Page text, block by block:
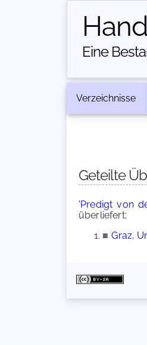
Eine
Verzeichnisse
Geteilte
'Predigt von
überliefert:
■ Graz,